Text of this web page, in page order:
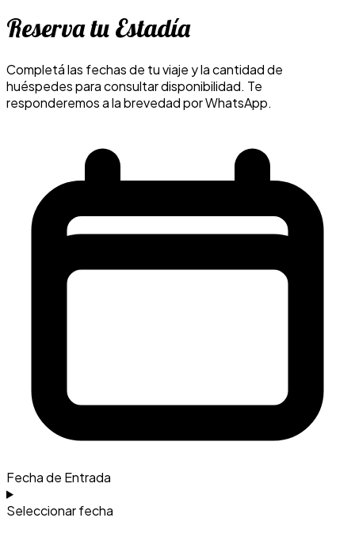
Reserva tu Estadía
Completá las fechas de tu viaje y la cantidad de
huéspedes para consultar disponibilidad. Te
responderemos a la brevedad por WhatsApp.
Fecha de Entrada
Seleccionar fecha